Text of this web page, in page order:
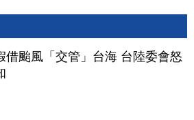
借颱風「交管」台海 台陸委會怒